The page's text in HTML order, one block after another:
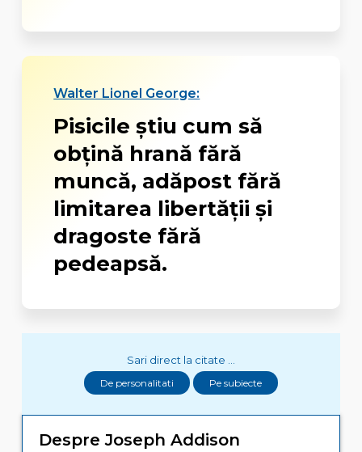
Walter Lionel George:
Pisicile știu cum să
obțină hrană fără
muncă, adăpost fără
limitarea libertății și
dragoste fără
pedeapsă.
Sari direct la citate ...
De personalitati Pe subiecte
Despre Joseph Addison